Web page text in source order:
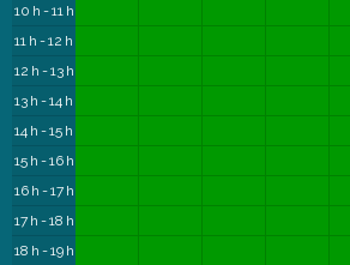
10 h - 11 h
11 h - 12 h
12 h - 13 h
13 h - 14 h
14 h - 15 h
15 h - 16 h
16 h - 17 h
17 h - 18 h
18 h - 19 h